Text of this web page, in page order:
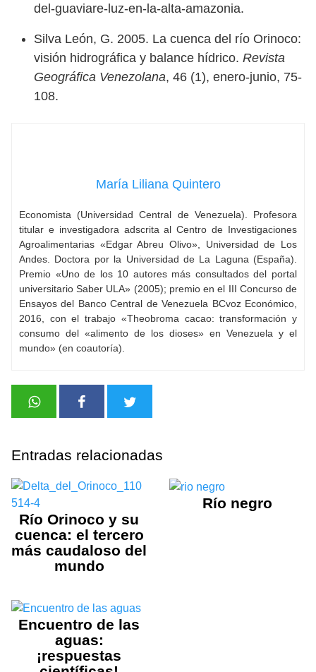
del-guaviare-luz-en-la-alta-amazonia.
Silva León, G. 2005. La cuenca del río Orinoco:
visión hidrográfica y balance hídrico. Revista
Geográfica Venezolana, 46 (1), enero-junio, 75-
108.
María Liliana Quintero
Economista (Universidad Central de Venezuela). Profesora
titular e investigadora adscrita al Centro de Investigaciones
Agroalimentarias «Edgar Abreu Olivo», Universidad de Los
Andes. Doctora por la Universidad de La Laguna (España).
Premio «Uno de los 10 autores más consultados del portal
universitario Saber ULA» (2005); premio en el III Concurso de
Ensayos del Banco Central de Venezuela BCvoz Económico,
2016, con el trabajo «Theobroma cacao: transformación y
consumo del «alimento de los dioses» en Venezuela y el
mundo» (en coautoría).
Entradas relacionadas
Río Orinoco y su
cuenca: el tercero
más caudaloso del
mundo
Río negro
Encuentro de las
aguas:
¡respuestas